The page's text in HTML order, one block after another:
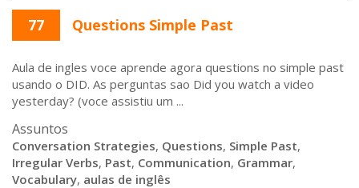
77 Questions Simple Past
Aula de ingles voce aprende agora questions no simple past
usando o DID. As perguntas sao Did you watch a video
yesterday? (voce assistiu um ...
Assuntos
Conversation Strategies, Questions, Simple Past,
Irregular Verbs, Past, Communication, Grammar,
Vocabulary, aulas de inglês